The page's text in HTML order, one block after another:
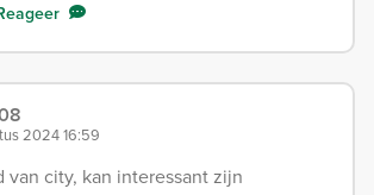
2024 16:59
van city, kan interessant zijn